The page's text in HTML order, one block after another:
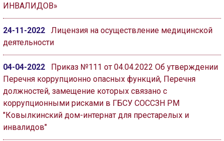
ИНВАЛИДОВ»
24-11-2022
Лицензия на осуществление медицинской
деятельности
04-04-2022
Приказ №111 от 04.04.2022 Об утверждении
Перечня коррупционно опасных функций, Перечня
должностей, замещение которых связано с
коррупционными рисками в ГБСУ СОССЗН РМ
"Ковылкинский дом-интернат для престарелых и
инвалидов"